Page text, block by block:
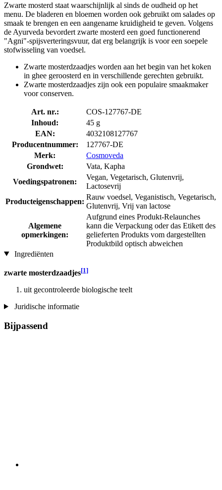
Zwarte mosterd staat waarschijnlijk al sinds de oudheid op het
menu. De bladeren en bloemen worden ook gebruikt om salades op
smaak te brengen en een aangename kruidigheid te geven. Volgens
de Ayurveda bevordert zwarte mosterd een goed functionerend
"Agni"-spijsverteringsvuur, dat erg belangrijk is voor een soepele
stofwisseling van voedsel.
Zwarte mosterdzaadjes worden aan het begin van het koken
in ghee geroosterd en in verschillende gerechten gebruikt.
Zwarte mosterdzaadjes zijn ook een populaire smaakmaker
voor conserven.
Art. nr.:
COS-127767-DE
Inhoud:
45 g
EAN:
4032108127767
Producentnummer:
127767-DE
Merk:
Cosmoveda
Grondwet:
Vata, Kapha
Voedingspatronen:
Vegan, Vegetarisch, Glutenvrij,
Lactosevrij
Producteigenschappen:
Rauw voedsel, Veganistisch, Vegetarisch,
Glutenvrij, Vrij van lactose
Algemene
opmerkingen:
Aufgrund eines Produkt-Relaunches
kann die Verpackung oder das Etikett des
gelieferten Produkts vom dargestellten
Produktbild optisch abweichen
Ingrediënten
zwarte mosterdzaadjes[1]
uit gecontroleerde biologische teelt
Juridische informatie
Bijpassend